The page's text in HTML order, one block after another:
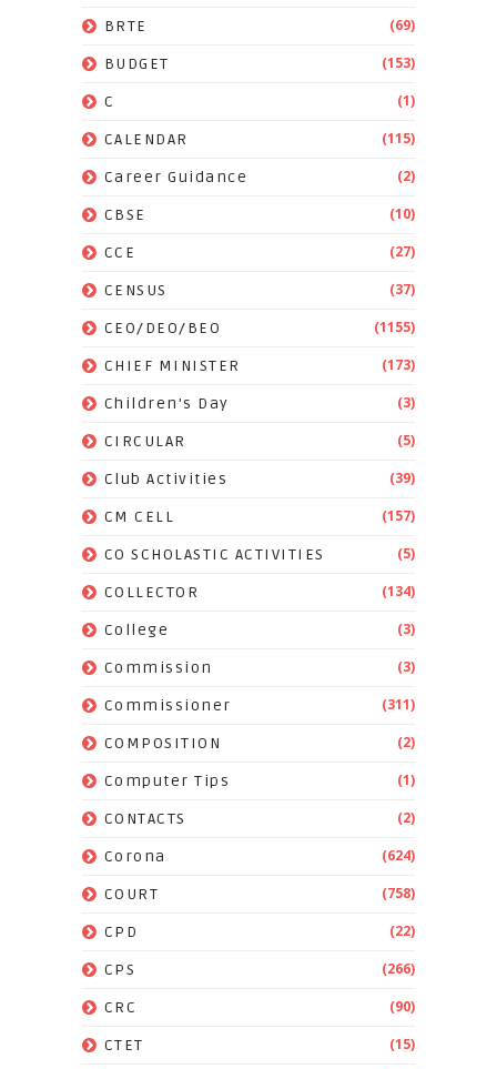
BRTE (69)
BUDGET (153)
C (1)
CALENDAR (115)
Career Guidance (2)
CBSE (10)
CCE (27)
CENSUS (37)
CEO/DEO/BEO (1155)
CHIEF MINISTER (173)
Children's Day (3)
CIRCULAR (5)
Club Activities (39)
CM CELL (157)
CO SCHOLASTIC ACTIVITIES (5)
COLLECTOR (134)
College (3)
Commission (3)
Commissioner (311)
COMPOSITION (2)
Computer Tips (1)
CONTACTS (2)
Corona (624)
COURT (758)
CPD (22)
CPS (266)
CRC (90)
CTET (15)